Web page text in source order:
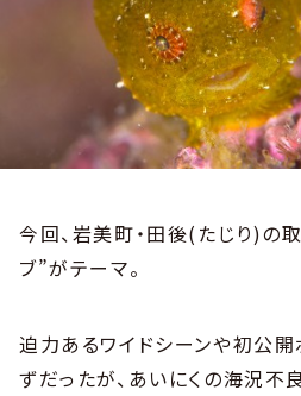
今回、岩美町・田後(たじり)の
ブ”がテーマ。
迫力あるワイドシーンや初公開
ずだったが、あいにくの海況不